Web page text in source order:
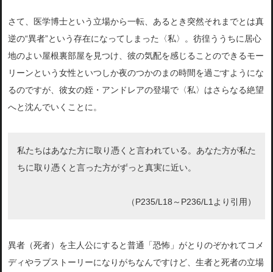
さて、医学博士という立場から一転、あるとき突然それまでとは真
逆の“異者”という存在になってしまった〈私〉。彷徨ううちに居心
地のよい屋根裏部屋を見つけ、彼の気配を感じることのできるモー
リーンという女性といつしか夜のつかのまの時間を過ごすようにな
るのですが、彼女の姪・アンドレアの登場で〈私〉はさらなる絶望
へと沈んでいくことに。
私たちはあなた方に取り憑くと言われている。あなた方が私た
ちに取り憑くと言った方がずっと真実に近い。
（P235/L18～P236/L1より引用）
異者（死者）を主人公にすると普通「恐怖」がとりのぞかれてコメ
ディやラブストーリーになりがちなんですけど、生者と死者の立場